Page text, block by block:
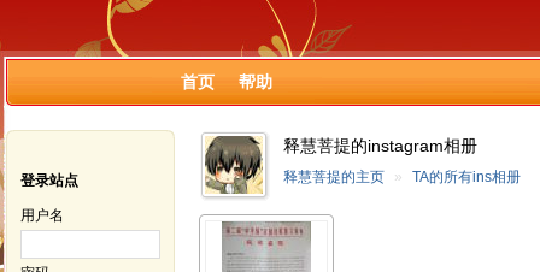
首页 帮助
登录站点
用户名
释慧菩提的instagram相册
释慧菩提的主页 » TA的所有ins相册